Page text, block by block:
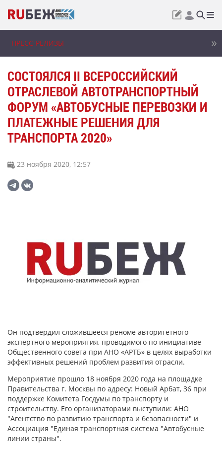
ПРЕСС-РЕЛИЗЫ
СОСТОЯЛСЯ II ВСЕРОССИЙСКИЙ
ОТРАСЛЕВОЙ АВТОТРАНСПОРТНЫЙ
ФОРУМ «АВТОБУСНЫЕ ПЕРЕВОЗКИ И
ПЛАТЕЖНЫЕ РЕШЕНИЯ ДЛЯ
ТРАНСПОРТА 2020»
23 ноября 2020, 12:57
Он подтвердил сложившееся реноме авторитетного
экспертного мероприятия, проводимого по инициативе
Общественного совета при АНО «АРТБ» в целях выработки
эффективных решений проблем развития отрасли.
Мероприятие прошло 18 ноября 2020 года на площадке
Правительства г. Москвы по адресу: Новый Арбат, 36 при
поддержке Комитета Госдумы по транспорту и
строительству. Его организаторами выступили: АНО
"Агентство по развитию транспорта и безопасности" и
Ассоциация "Единая транспортная система "Автобусные
линии страны".